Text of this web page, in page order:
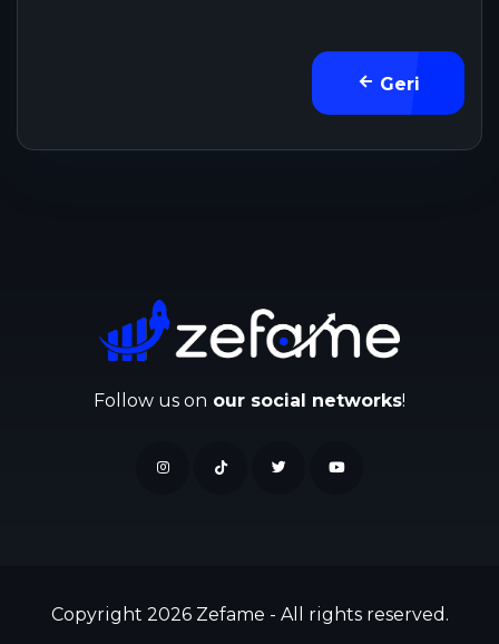
Geri
Follow us on our social networks!
Copyright 2026 Zefame - All rights reserved.